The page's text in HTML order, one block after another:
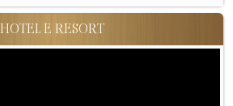
HOTEL E RESORT